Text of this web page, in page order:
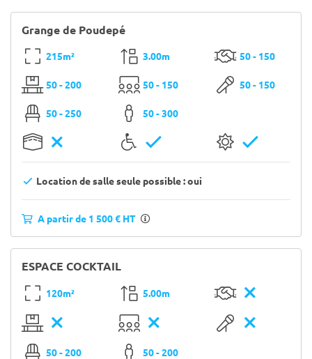
Grange de Poudepé
215m² 3.00m 50 - 150
50 - 200 50 - 150 50 - 150
50 - 250 50 - 300
Location de salle seule possible : oui
A partir de 1 500 € HT
ESPACE COCKTAIL
120m² 5.00m
50 - 200 50 - 200